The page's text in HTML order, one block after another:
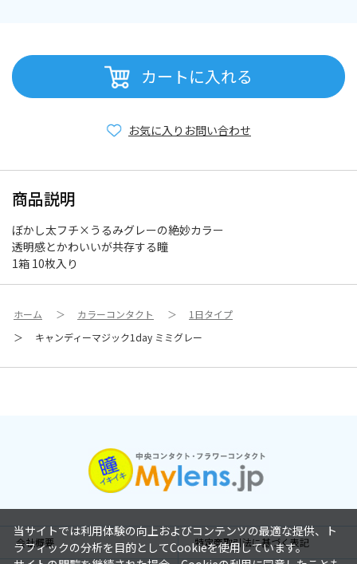
カートに入れる
お問い合わせ
お気に入り
商品説明
ぼかし太フチ×うるみグレーの絶妙カラー
透明感とかわいいが共存する瞳
1箱 10枚入り
ホーム ＞ カラーコンタクト ＞
1日タイプ
＞
キャンディーマジック1day ミミグレー
会社概要 特定商取引法に基づく表記
当サイトでは利用体験の向上およびコンテンツの最適な提供、ト
ラフィックの分析を目的としてCookieを使用しています。